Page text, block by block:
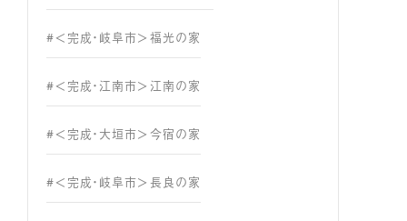
#＜完成・岐阜市＞福光の家
#＜完成・江南市＞江南の家
#＜完成・大垣市＞今宿の家
#＜完成・岐阜市＞長良の家